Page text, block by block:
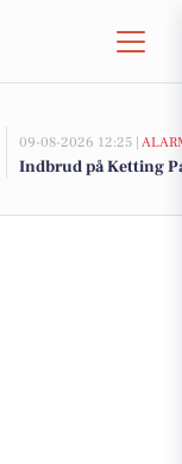
09-08-2026 12:25 |
Indbrud på Ketting